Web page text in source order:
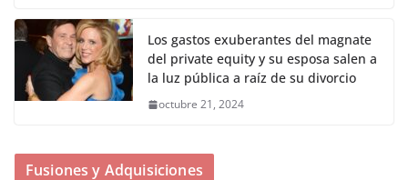
Los gastos exuberantes del magnate
del private equity y su esposa salen a
la luz pública a raíz de su divorcio
octubre 21, 2024
Fusiones y Adquisiciones